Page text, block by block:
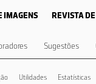
IMAGENS REVISTA
Sugestões
Utilidades Estatísticas